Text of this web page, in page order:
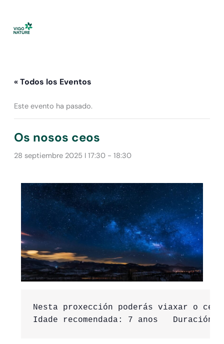
contenido
« Todos los Eventos
Este evento ha pasado.
Os nosos ceos
28 septiembre 2025 I 17:30- 18:30
Nesta proxección poderás viaxar o
Idade recomendada: 7 anos   Duración: